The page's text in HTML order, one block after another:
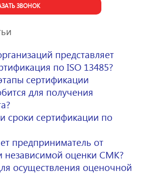
ЗВОНОК
представляет
по ISO 13485?
сертификации
для получения
сроки сертификации по
предприниматель от
независимой оценки СМК?
осуществления оценочной